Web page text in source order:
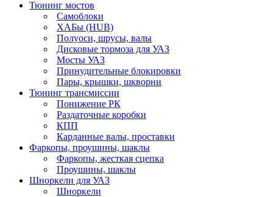
Тюнинг мостов
Самоблоки
ХАБы (HUB)
Полуоси, шрусы, валы
Дисковые тормоза для УАЗ
Мосты УАЗ
Принудительные блокировки
Пары, крышки, шкворни
Тюнинг трансмиссии
Понижение РК
Раздаточные коробки
КПП
Карданные валы, проставки
Фаркопы, проушины, шаклы
Фаркопы, жесткая сцепка
Проушины, шаклы
Шноркели для УАЗ
Шноркели